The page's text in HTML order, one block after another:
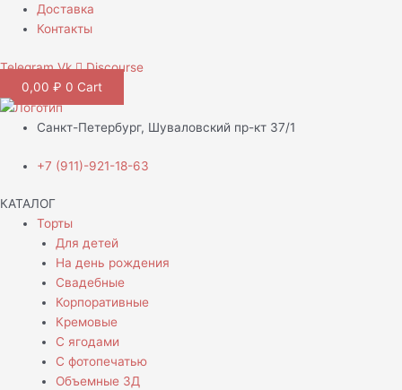
Доставка
Контакты
Telegram Vk
Discourse
0,00 ₽ 0 Cart
Санкт-Петербург, Шуваловский пр-кт 37/1
+7 (911)-921-18-63
КАТАЛОГ
Торты
Для детей
На день рождения
Свадебные
Корпоративные
Кремовые
С ягодами
С фотопечатью
Объемные 3Д